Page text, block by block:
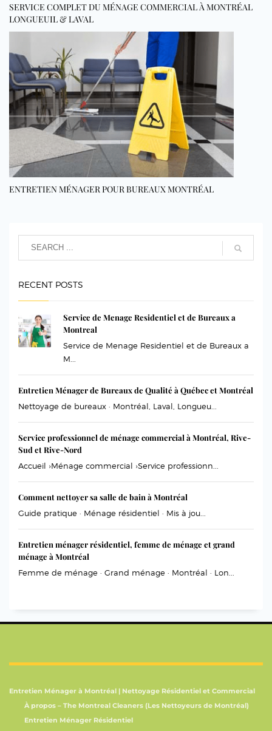
SERVICE COMPLET DU MÉNAGE COMMERCIAL À MONTRÉAL
LONGUEUIL & LAVAL
ENTRETIEN MÉNAGER POUR BUREAUX MONTRÉAL
RECENT POSTS
Service de Menage Residentiel et de Bureaux a
Montreal
Service de Menage Residentiel et de Bureaux a
M...
Entretien Ménager de Bureaux de Qualité à Québec et Montréal
Nettoyage de bureaux · Montréal, Laval, Longueu...
Service professionnel de ménage commercial à Montréal, Rive-
Sud et Rive-Nord
Accueil ›Ménage commercial ›Service professionn...
Comment nettoyer sa salle de bain à Montréal
Guide pratique · Ménage résidentiel · Mis à jou...
Entretien ménager résidentiel, femme de ménage et grand
ménage à Montréal
Femme de ménage · Grand ménage · Montréal · Lon...
Entretien Ménager à Montréal | Nettoyage Résidentiel et Commercial
À propos – The Montreal Cleaners (Les Nettoyeurs de Montréal)
Entretien Ménager Résidentiel